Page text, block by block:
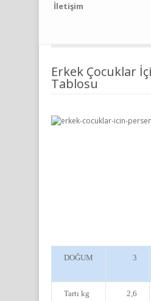
İletişim
Erkek Çocuklar
Tablosu
DOĞUM 3
Tartı kg 2,6